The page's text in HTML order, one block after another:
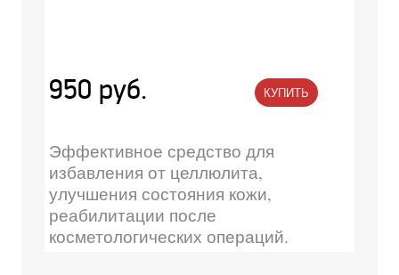
950 руб. КУПИТЬ
Эффективное средство для
избавления от целлюлита,
улучшения состояния кожи,
реабилитации после
косметологических операций.